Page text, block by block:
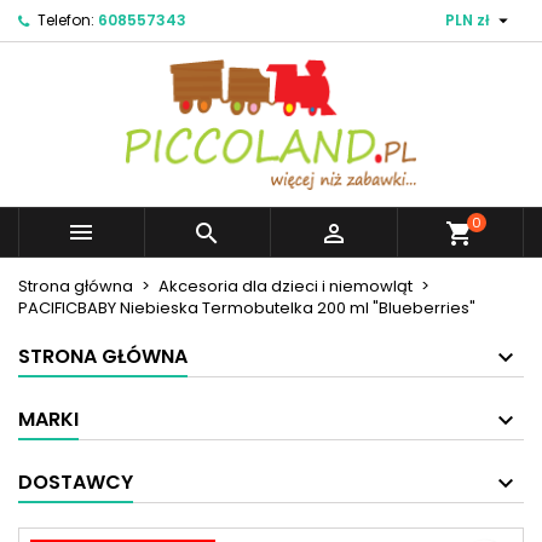
Telefon: 608557343 PLN zł 
   shopping_cart0
Strona główna
Akcesoria dla dzieci i niemowląt
PACIFICBABY Niebieska Termobutelka 200 ml "Blueberries"
STRONA GŁÓWNA
MARKI
DOSTAWCY
Moje listy życzeń ×
Utwórz nową listę
Utwórz listę życzeń ×
Nazwa listy życzeń
Weryfikacja
Zaloguj się ×
Musisz być zalogowany by zapisać produkty na
swojej liście życzeń.
Anuluj Zaloguj się